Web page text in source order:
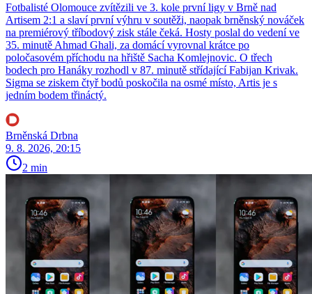
Fotbalisté Olomouce zvítězili ve 3. kole první ligy v Brně nad
Artisem 2:1 a slaví první výhru v soutěži, naopak brněnský nováček
na premiérový tříbodový zisk stále čeká. Hosty poslal do vedení ve
35. minutě Ahmad Ghali, za domácí vyrovnal krátce po
poločasovém příchodu na hřiště Sacha Komlejnovic. O třech
bodech pro Hanáky rozhodl v 87. minutě střídající Fabijan Krivak.
Sigma se ziskem čtyř bodů poskočila na osmé místo, Artis je s
jedním bodem třináctý.
Brněnská Drbna
9. 8. 2026, 20:15
2 min